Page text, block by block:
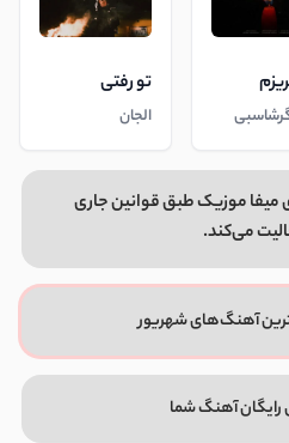
تو رفتی
الجان
میفا موزیک طبق قوانین جاری
می‌کند.
آهنگ‌های شهریور
آهنگ شما